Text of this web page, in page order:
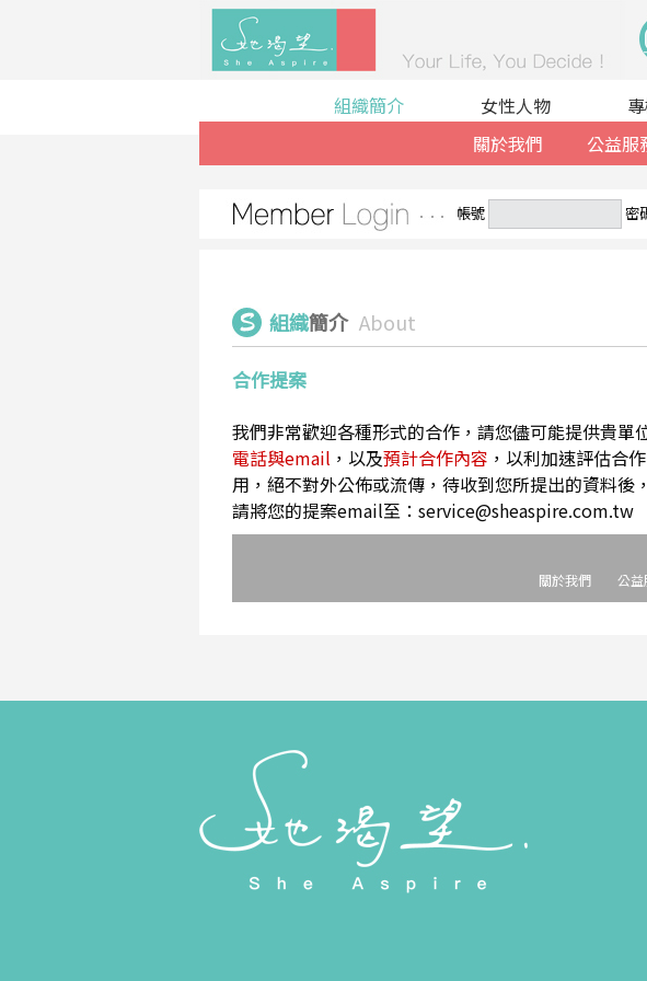
組織簡介
關於我們
公益服
女性人物
帳號 密
組織簡介 About
合作提案
我們非常歡迎各種形式的合作，請您儘可能提供貴單
電話與email ，以及預計合作內容 ，以利加速評估合
用，絕不對外公佈或流傳，待收到您所提出的資料後
請將您的提案email至：service@sheaspire.com.tw
關於我們 公益